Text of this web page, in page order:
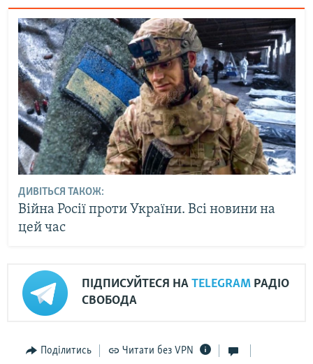
ДИВІТЬСЯ ТАКОЖ:
Війна Росії проти України. Всі новини на
цей час
ПІДПИСУЙТЕСЯ НА TELEGRAM РАДІО
СВОБОДА
Поділитись Читати без VPN